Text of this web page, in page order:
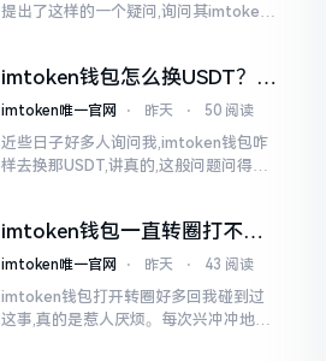
提出了这样的一个疑问,询问其imtoken
同一个物品
imtoken钱包怎么换USDT？这
几种方法你得知道
imtoken唯一官网 ⋅ 昨天 ⋅ 50 阅读
近些日子好多人询问我,imtoken钱包咋
样去换那USDT,讲真的,这般问题问得很
imtoken钱包一直转圈打不开
解决办法分享
imtoken唯一官网 ⋅ 昨天 ⋅ 43 阅读
imtoken钱包打开转圈好多回我碰到过
这事,真的是惹人厌烦。每次兴冲冲地开